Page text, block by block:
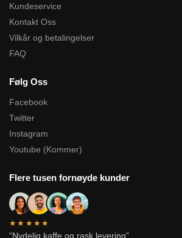
Kundeservice
Kontakt Oss
Vilkår og betalingelser
FAQ
Følg Oss
Facebook
Twitter
Instagram
Youtube (Kommer)
Flere tusen fornøyde kunder
★★★★★
“Nydelig kaffe og rask levering”